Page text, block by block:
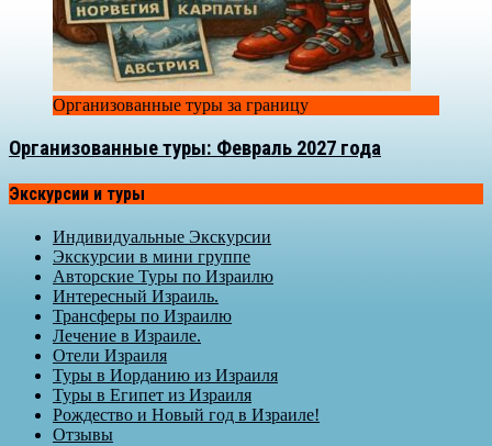
Организованные туры за границу
Организованные туры: Февраль 2027 года
Экскурсии и туры
Индивидуальные Экскурсии
Экскурсии в мини группе
Авторские Туры по Израилю
Интересный Израиль.
Трансферы по Израилю
Лечение в Израиле.
Отели Израиля
Туры в Иорданию из Израиля
Туры в Египет из Израиля
Рождество и Новый год в Израиле!
Отзывы